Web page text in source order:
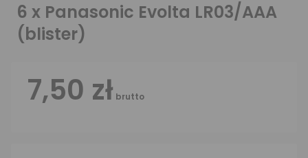
6 x Panasonic Evolta LR03/AAA
(blister)
7,50 zł brutto